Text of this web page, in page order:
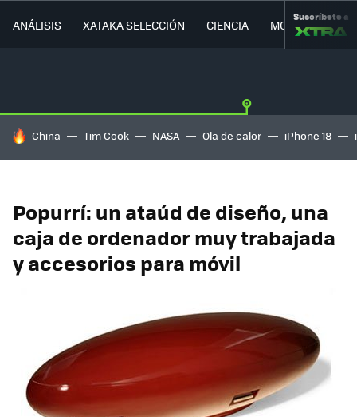
ANÁLISIS XATAKA SELECCIÓN CIENCIA MOVILIDAD
Suscríbete a
HOY SE HABLA DE
China Tim Cook NASA Ola de calor iPhone 18
Popurrí: un ataúd de diseño, una
caja de ordenador muy trabajada
y accesorios para móvil